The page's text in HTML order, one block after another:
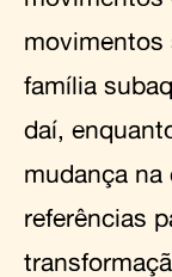
movimentos
família
daí,
mudança na
referências